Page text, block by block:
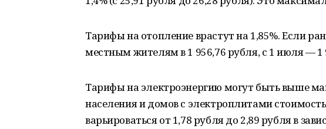
Тарифы на отопление врастут на 1,85%. Если
местным жителям в 1 956,76 рубля, с 1 июля — 1
Тарифы на электроэнергию могут быть выше
населения и домов с электроплитами
варьироваться от 1,78 рубля до 2,89 рубля в